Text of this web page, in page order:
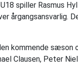
spiller Rasmus
årgangsansvarlig.
kommende
Clausen, Peter